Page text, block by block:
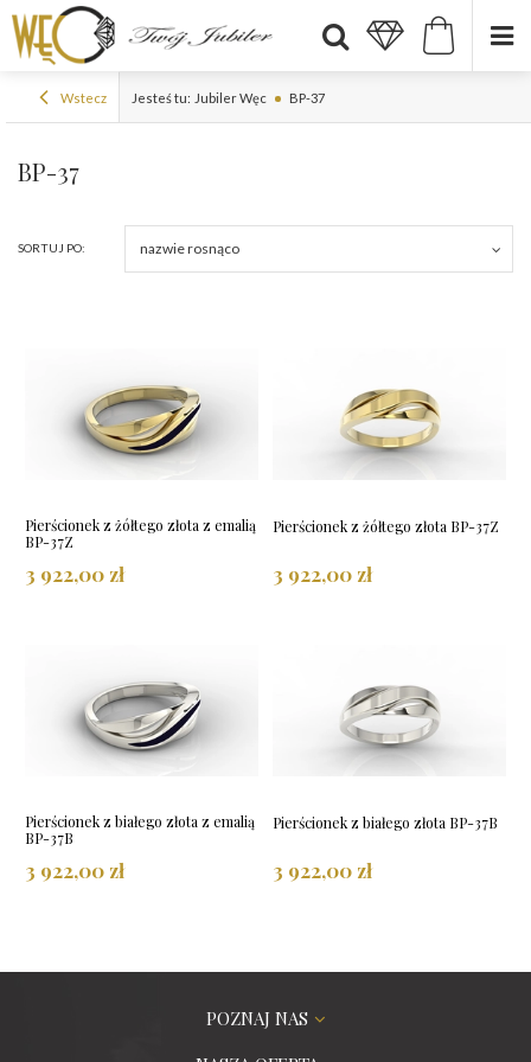
Wstecz Jesteś tu: Jubiler Węc BP-37
BP-37
SORTUJ PO: nazwie rosnąco
Pierścionek z żółtego złota z emalią
BP-37Z
3 922,00 zł
Pierścionek z żółtego złota BP-37Z
3 922,00 zł
Pierścionek z białego złota z emalią
BP-37B
3 922,00 zł
Pierścionek z białego złota BP-37B
3 922,00 zł
POZNAJ NAS